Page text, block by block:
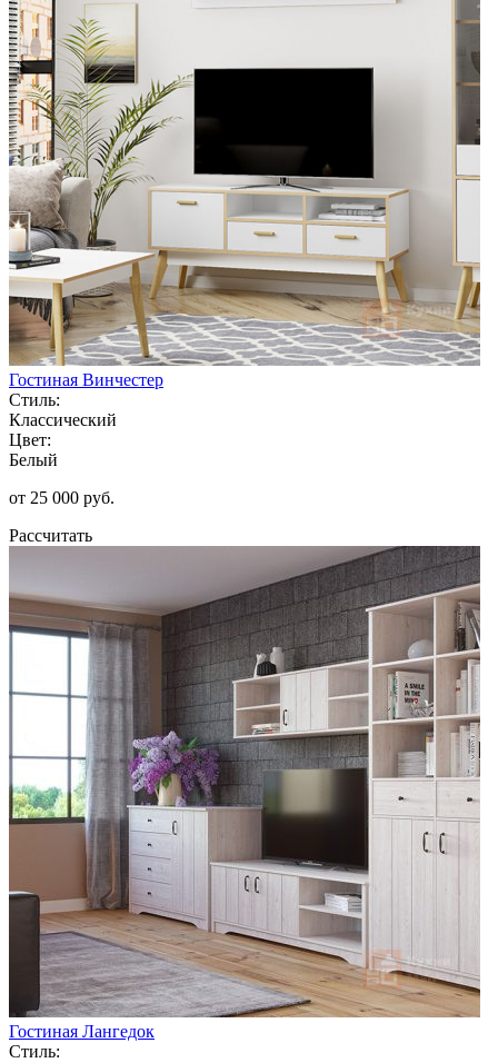
Гостиная Винчестер
Стиль:
Классический
Цвет:
Белый
от 25 000 руб.
Рассчитать
Гостиная Лангедок
Стиль: